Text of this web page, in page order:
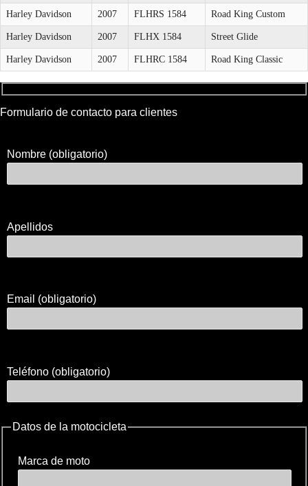
Harley Davidson 2007 FLHRS 1584 Road King Custom
Harley Davidson 2007 FLHX 1584 Street Glide
Harley Davidson 2007 FLHRC 1584 Road King Classic
Formulario de contacto para clientes
Nombre (obligatorio)
Apellidos
Email (obligatorio)
Teléfono (obligatorio)
Datos de la motocicleta
Marca de moto